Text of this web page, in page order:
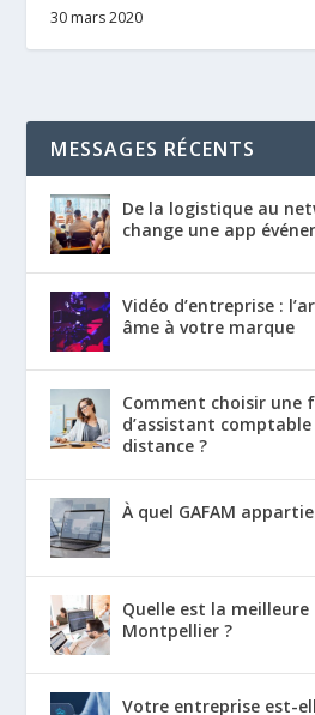
30 mars 2020
MESSAGES RÉCENTS
De la logistique au
change une app
Vidéo d’entreprise :
âme à votre marque
Comment choisir une
d’assistant
distance ?
À quel GAFAM
Quelle est la meilleure
Montpellier ?
Votre entreprise est-